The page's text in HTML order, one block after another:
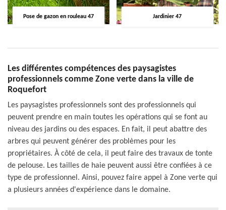
Pose de gazon en rouleau 47 Jardinier 47
Les différentes compétences des paysagistes
professionnels comme Zone verte dans la ville de
Roquefort
Les paysagistes professionnels sont des professionnels qui
peuvent prendre en main toutes les opérations qui se font au
niveau des jardins ou des espaces. En fait, il peut abattre des
arbres qui peuvent générer des problèmes pour les
propriétaires. À côté de cela, il peut faire des travaux de tonte
de pelouse. Les tailles de haie peuvent aussi être confiées à ce
type de professionnel. Ainsi, pouvez faire appel à Zone verte qui
a plusieurs années d'expérience dans le domaine.